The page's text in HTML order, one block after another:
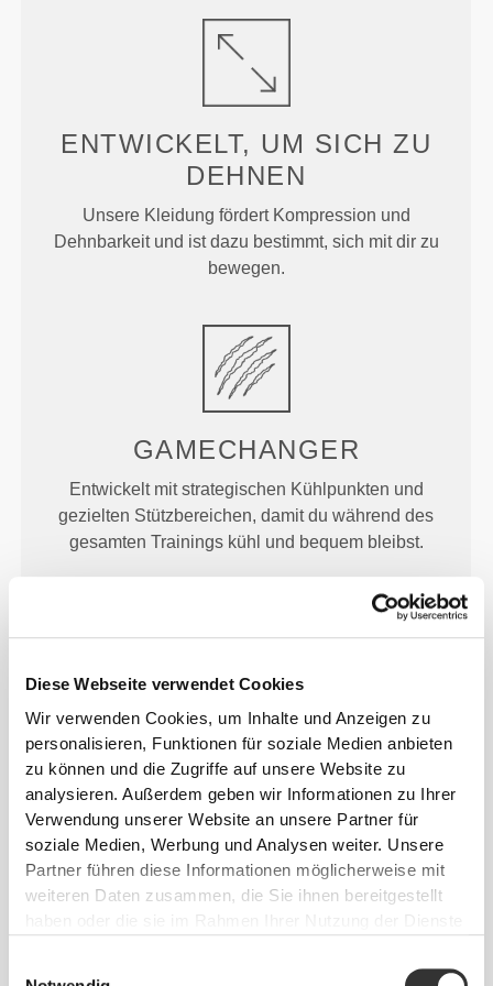
Diese Webseite verwendet Cookies
Wir verwenden Cookies, um Inhalte und Anzeigen zu
personalisieren, Funktionen für soziale Medien anbieten
zu können und die Zugriffe auf unsere Website zu
analysieren. Außerdem geben wir Informationen zu Ihrer
Verwendung unserer Website an unsere Partner für
soziale Medien, Werbung und Analysen weiter. Unsere
Partner führen diese Informationen möglicherweise mit
weiteren Daten zusammen, die Sie ihnen bereitgestellt
ENTWICKELT, UM SICH ZU
DEHNEN
Unsere Kleidung fördert Kompression und
Dehnbarkeit und ist dazu bestimmt, sich mit dir zu
bewegen.
GAMECHANGER
Entwickelt mit strategischen Kühlpunkten und
gezielten Stützbereichen, damit du während des
gesamten Trainings kühl und bequem bleibst.
MEHR ALSDAS AUGE
FASSEN KANN
Unsere Kleidungsstücke werden aus einem schnell
trocknenden Stoff hergestellt, damit du während
deines Trainings oder Laufens leichter, frischer und
bequemer bleibst.